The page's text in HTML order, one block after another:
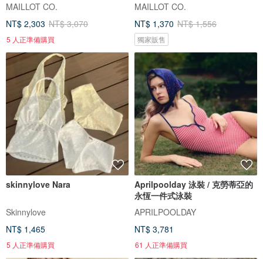
MAILLOT CO.
NT$ 2,303 NT$ 3,070
5 人正準備購買
MAILLOT CO.
NT$ 1,370 NT$ 1,556
獨家販售
skinnylove Nara
Skinnylove
NT$ 1,465
5 人正準備購買
Aprilpoolday 泳裝 / 克勞蒂亞的
永恆一件式泳裝
APRILPOOLDAY
NT$ 3,781
61 人正準備購買